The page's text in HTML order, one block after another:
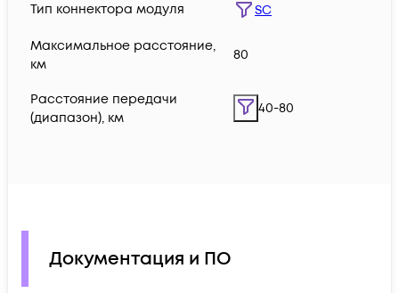
Тип коннектора модуля SC
Максимальное расстояние,
км
80
Расстояние передачи
(диапазон), км
40-80
Документация и ПО